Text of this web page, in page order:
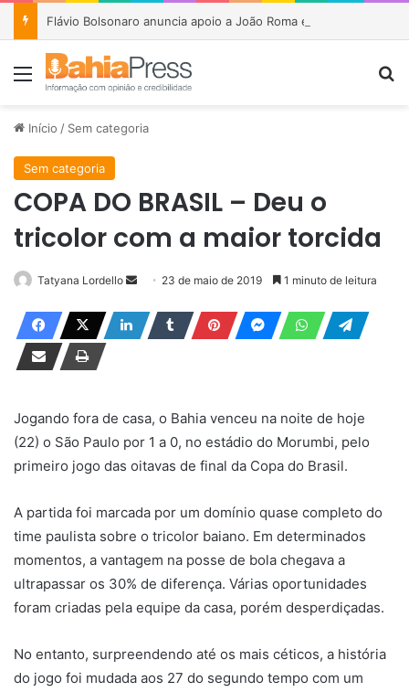
Menu
Início / Sem categoria
Sem categoria
COPA DO BRASIL – Deu o
tricolor com a maior torcida
Tatyana Lordello
m
i
23 de maio de 2019 1 minuto de leitura
Jogando fora de casa, o Bahia venceu na noite de hoje
(22) o São Paulo por 1 a 0, no estádio do Morumbi, pelo
primeiro jogo das oitavas de final da Copa do Brasil.
A partida foi marcada por um domínio quase completo do
time paulista sobre o tricolor baiano. Em determinados
momentos, a vantagem na posse de bola chegava a
ultrapassar os 30% de diferença. Várias oportunidades
foram criadas pela equipe da casa, porém desperdiçadas.
No entanto, surpreendendo até os mais céticos, a história
do jogo foi mudada aos 27 do segundo tempo com um